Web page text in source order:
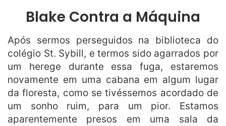
Blake Contra a Máquina
Após sermos perseguidos na biblioteca do
colégio St. Sybill, e termos sido agarrados por
um herege durante essa fuga, estaremos
novamente em uma cabana em algum lugar
da floresta, como se tivéssemos acordado de
um sonho ruim, para um pior. Estamos
aparentemente presos em uma sala da